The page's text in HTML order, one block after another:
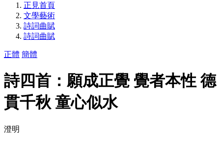
正見首頁
文學藝術
詩詞曲賦
詩詞曲賦
正體 簡體
詩四首：願成正覺 覺者本性 德
貫千秋 童心似水
澄明